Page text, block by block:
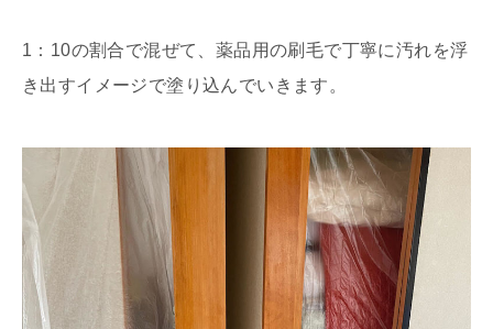
1：10の割合で混ぜて、薬品用の刷毛で丁寧に汚れを浮
き出すイメージで塗り込んでいきます。